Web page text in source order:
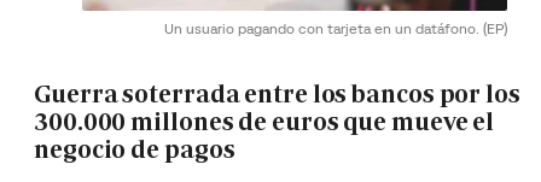
Un usuario pagando con tarjeta en un datáfono. (EP)
Guerra soterrada entre los bancos por los
300.000 millones de euros que mueve el
negocio de pagos